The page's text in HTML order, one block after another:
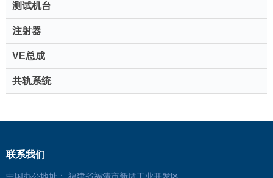
测试机台
注射器
VE总成
共轨系统
联系我们